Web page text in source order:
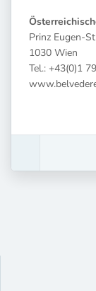
Prinz Eugen-
1030 Wien
Tel.: +43(0)1